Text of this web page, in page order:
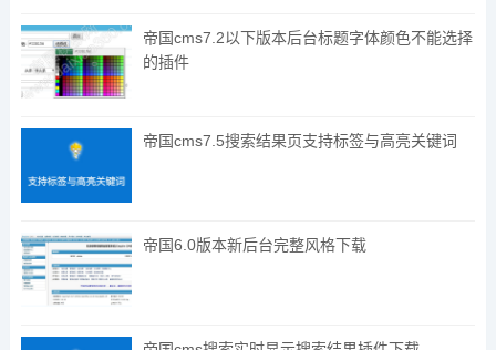
帝国cms7.2以下版本后台标题字体颜色不能选择
的插件
帝国cms7.5搜索结果页支持标签与高亮关键词
帝国6.0版本新后台完整风格下载